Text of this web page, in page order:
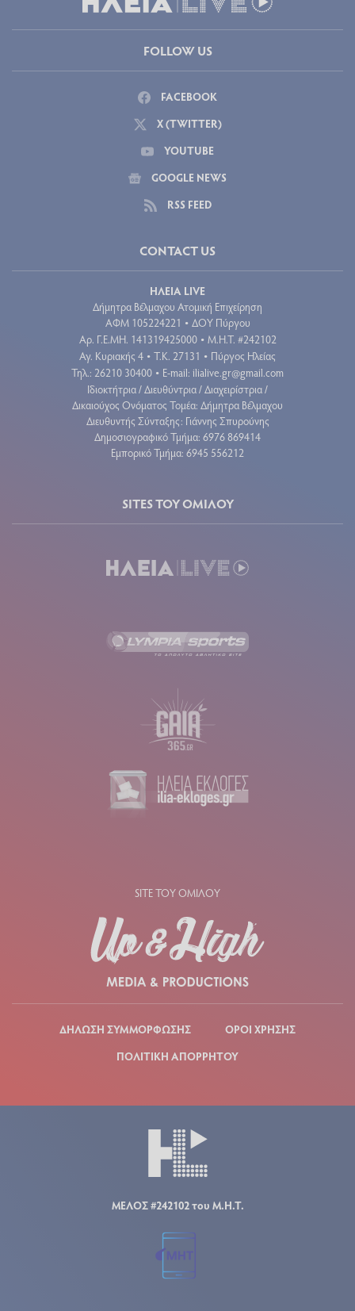
FOLLOW US
FACEBOOK
X (TWITTER)
YOUTUBE
GOOGLE NEWS
RSS FEED
CONTACT US
ΗΛΕΙΑ LIVE
Δήμητρα Βέλμαχου Ατομική Επιχείρηση
ΑΦΜ 105224221 • ΔΟΥ Πύργου
Aρ. Γ.Ε.ΜΗ. 141319425000 • Μ.Η.Τ. #242102
Αγ. Κυριακής 4 • Τ.Κ. 27131 • Πύργος Ηλείας
Τηλ.: 26210 30400 • E-mail: ilialive.gr@gmail.com
Ιδιοκτήτρια / Διευθύντρια / Διαχειρίστρια /
Δικαιούχος Ονόματος Τομέα: Δήμητρα Βέλμαχου
Διευθυντής Σύνταξης: Γιάννης Σπυρούνης
Δημοσιογραφικό Τμήμα: 6976 869414
Εμπορικό Τμήμα: 6945 556212
SITES ΤΟΥ ΟΜΙΛΟΥ
SITE ΤΟΥ ΟΜΙΛΟΥ
ΔΗΛΩΣΗ ΣΥΜΜΟΡΦΩΣΗΣ
ΟΡΟΙ ΧΡΗΣΗΣ
ΠΟΛΙΤΙΚΗ ΑΠΟΡΡΗΤΟΥ
ΜΕΛΟΣ #242102 του Μ.Η.Τ.